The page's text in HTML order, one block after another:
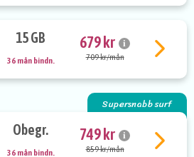
15 GB
36 mån bindn.
679 kr i
709 kr/mån
Supersnabb surf
Obegr.
36 mån bindn.
749 kr i
859 kr/mån